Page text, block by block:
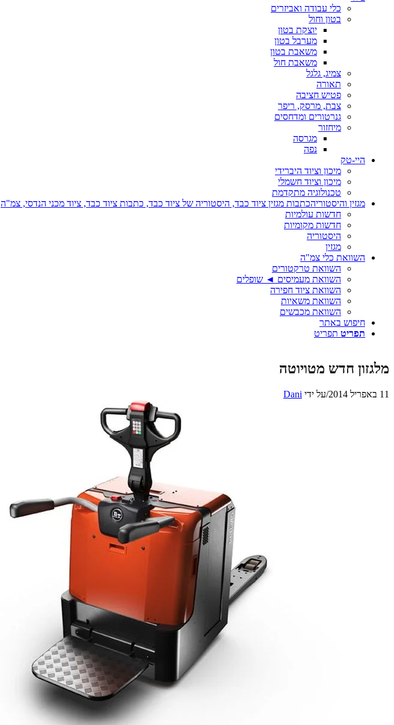
כלי עבודה ואביזרים
בטון וחול
יוצקת בטון
מערבל בטון
משאבת בטון
משאבת חול
צמיג, גלגל
תאורה
פטיש חציבה
צבת, מרסק, ריפר
גנרטורים ומדחסים
מיחזור
מגרסה
נפה
היי-טק
מיכון וציוד היברידי
מיכון וציוד חשמלי
טכנולוגיה מתקדמת
מגזין והיסטוריהכתבות מגזין ציוד כבד, היסטוריה של ציוד כבד, כתבות ציוד כבד, ציוד מכני הנדסי, צמ"ה
חדשות עולמיות
חדשות מקומיות
היסטוריה
מגזין
השוואת כלי צמ"ה
השוואת טרקטורים
השוואת מעמיסים ◄ שופלים
השוואת ציוד חפירה
השוואת משאיות
השוואת מכבשים
חיפוש באתר
תפריט תפריט
מלגזון חדש מטויוטה
11 באפריל 2014 /על ידי Dani